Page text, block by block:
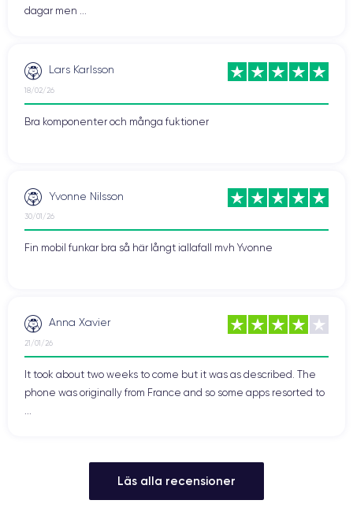
dagar men ...
Lars Karlsson
18/02/26
Bra komponenter och många fuktioner
Yvonne Nilsson
30/01/26
Fin mobil funkar bra så här långt iallafall mvh Yvonne
Anna Xavier
21/01/26
It took about two weeks to come but it was as described. The
phone was originally from France and so some apps resorted to
Läs alla recensioner